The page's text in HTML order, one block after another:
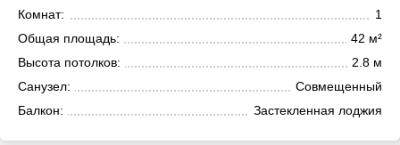
Комнат:
1
Общая площадь:
42 м²
Высота потолков:
2.8 м
Санузел:
Совмещенный
Балкон:
Застекленная лоджия